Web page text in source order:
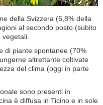
della Svizzera (6,8% della
al secondo posto (subito
di piante spontanee (70%
altrettante coltivate
del clima (oggi in parte
sono presenti in
è diffusa in Ticino e in sole